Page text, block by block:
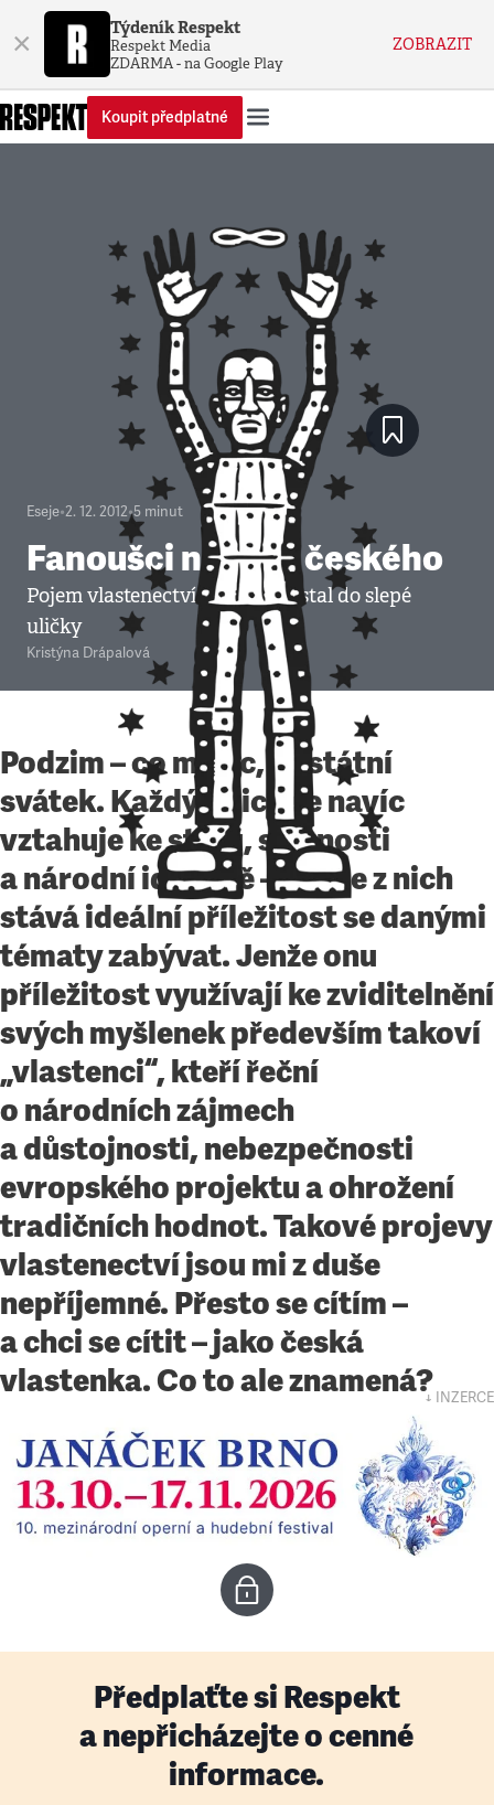
× Týdeník Respekt
Respekt Media
ZDARMA - na Google Play
ZOBRAZIT
Koupit předplatné
Eseje•2. 12. 2012•5 minut
Fanoušci národa českého
Pojem vlastenectví se u nás dostal do slepé
uličky
Kristýna Drápalová
Podzim – co měsíc, to státní
svátek. Každý z nich se navíc
vztahuje ke státu, státnosti
a národní identitě – tím se z nich
stává ideální příležitost se danými
tématy zabývat. Jenže onu
příležitost využívají ke zviditelnění
svých myšlenek především takoví
„vlastenci“, kteří řeční
o národních zájmech
a důstojnosti, nebezpečnosti
evropského projektu a ohrožení
tradičních hodnot. Takové projevy
vlastenectví jsou mi z duše
nepříjemné. Přesto se cítím –
a chci se cítit – jako česká
vlastenka. Co to ale znamená?↓ INZERCE
Předplaťte si Respekt
a nepřicházejte o cenné
informace.